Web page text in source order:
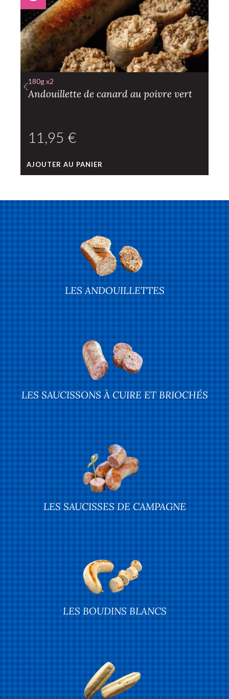
180g x2
Andouillette de canard au poivre vert
€
AJOUTER AU PANIER
LES ANDOUILLETTES
LES SAUCISSONS À CUIRE ET BRIOCHÉS
LES SAUCISSES DE CAMPAGNE
LES BOUDINS BLANCS